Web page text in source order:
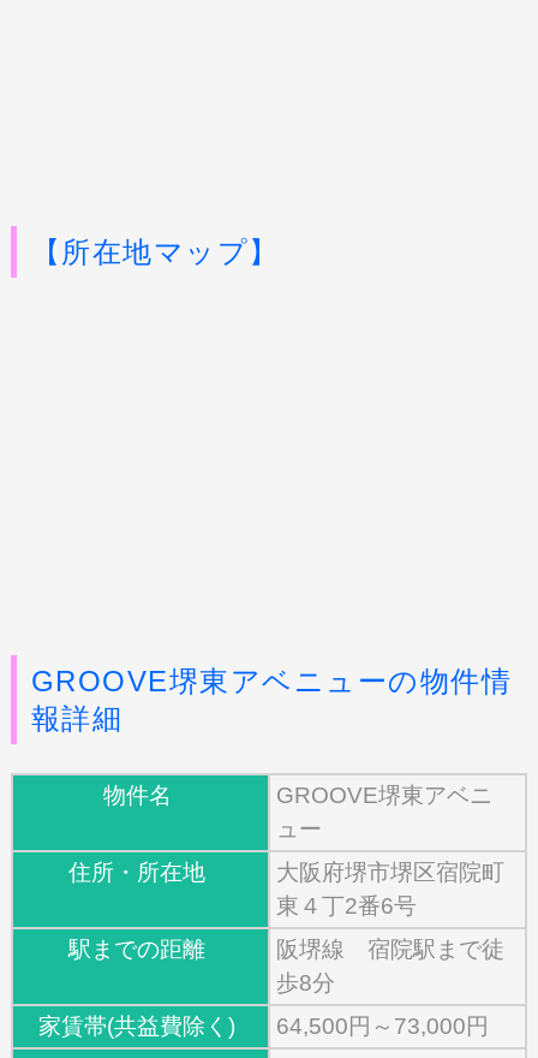
【所在地マップ】
GROOVE堺東アベニューの物件情
報詳細
物件名
GROOVE堺東アベニ
ュー
住所・所在地
大阪府堺市堺区宿院町
東４丁2番6号
駅までの距離
阪堺線 宿院駅まで徒
歩8分
家賃帯(共益費除く)
64,500円～73,000円